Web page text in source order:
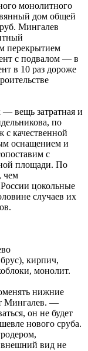
монолитного
дом общей
Мингалев
перекрытием
с подвалом — в
в 10 раз дороже
вещь затратная и
по
с качественной
оснащением и
с
площади. По
чем
цокольные
случаев их
кирпич,
монолит.
нижние
Мингалев. —
он не будет
нового сруба.
внешний вид не